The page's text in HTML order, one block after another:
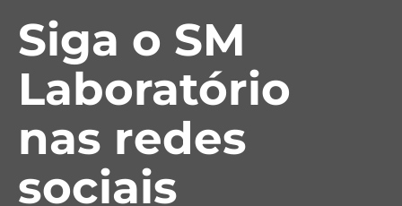
Siga o SM
Laboratório
nas redes
sociais